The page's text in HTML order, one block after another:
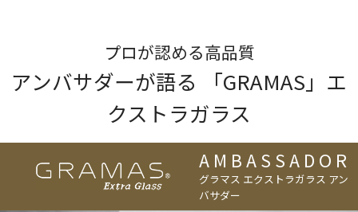
プロが認める高品質
アンバサダーが語る 「GRAMAS」エ
クストラガラス
AMBASSADOR
グラマス エクストラガラス アン
バサダー